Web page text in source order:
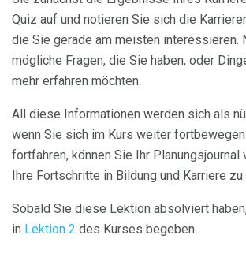
Quiz auf und notieren Sie sich die
die Sie gerade am meisten interessieren.
mögliche Fragen, die Sie haben, oder
mehr erfahren möchten.
All diese Informationen werden sich als
wenn Sie sich im Kurs weiter
fortfahren, können Sie Ihr Planungsjournal
Ihre Fortschritte in Bildung und Karriere
Sobald Sie diese Lektion absolviert
in Lektion 2 des Kurses begeben.